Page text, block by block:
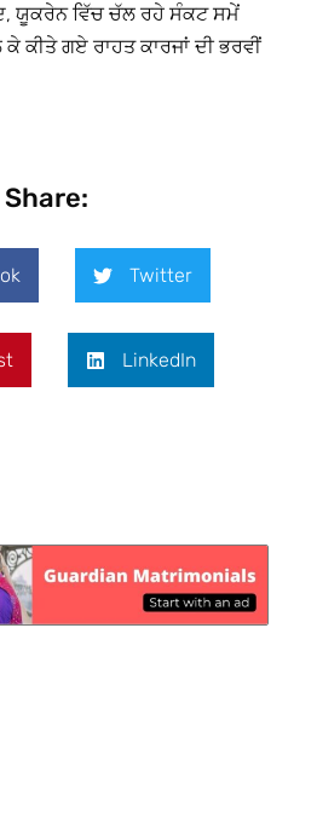
ਯੂਕਰੇਨ ਵਿੱਚ ਚੱਲ ਰਹੇ ਸੰਕਟ ਸਮੇਂ
ਕੀਤੇ ਗਏ ਰਾਹਤ ਕਾਰਜਾਂ ਦੀ ਭਰਵੀਂ
Share:
Twitter
LinkedIn